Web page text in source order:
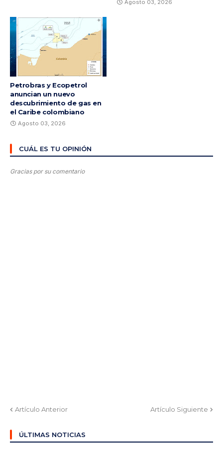
Agosto 03, 2026
Petrobras y Ecopetrol
anuncian un nuevo
descubrimiento de gas en
el Caribe colombiano
Agosto 03, 2026
CUÁL ES TU OPINIÓN
Gracias por su comentario
Artículo Anterior Artículo Siguiente
ÚLTIMAS NOTICIAS